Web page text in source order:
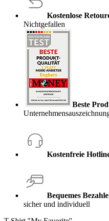
Kostenlose
Nichtgefallen
Beste
Kostenfreie
Bequemes
sicher und individuell